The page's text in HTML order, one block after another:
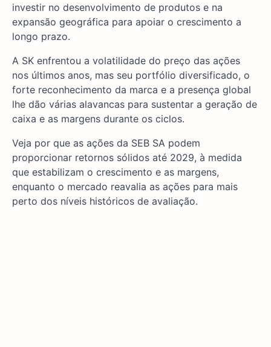
investir no desenvolvimento de produtos e na
expansão geográfica para apoiar o crescimento a
longo prazo.
A SK enfrentou a volatilidade do preço das ações
nos últimos anos, mas seu portfólio diversificado, o
forte reconhecimento da marca e a presença global
lhe dão várias alavancas para sustentar a geração de
caixa e as margens durante os ciclos.
Veja por que as ações da SEB SA podem
proporcionar retornos sólidos até 2029, à medida
que estabilizam o crescimento e as margens,
enquanto o mercado reavalia as ações para mais
perto dos níveis históricos de avaliação.